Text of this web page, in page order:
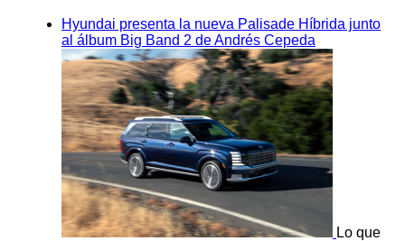
Hyundai presenta la nueva Palisade Híbrida junto
al álbum Big Band 2 de Andrés Cepeda
Lo que